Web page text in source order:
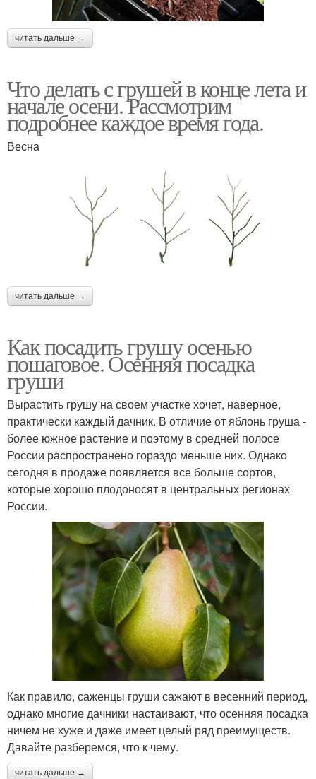
читать дальше →
Что делать с грушей в конце лета и
начале осени. Рассмотрим
подробнее каждое время года.
Весна
читать дальше →
Как посадить грушу осенью
пошаговое. Осенняя посадка
груши
Вырастить грушу на своем участке хочет, наверное,
практически каждый дачник. В отличие от яблонь груша -
более южное растение и поэтому в средней полосе
России распространено гораздо меньше них. Однако
сегодня в продаже появляется все больше сортов,
которые хорошо плодоносят в центральных регионах
России.
Как правило, саженцы груши сажают в весенний период,
однако многие дачники настаивают, что осенняя посадка
ничем не хуже и даже имеет целый ряд преимуществ.
Давайте разберемся, что к чему.
читать дальше →